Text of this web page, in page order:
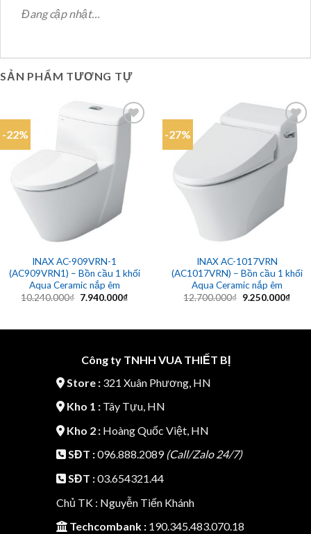
Đang cập nhật…
SẢN PHẨM TƯƠNG TỰ
-22%
Add to
wishlist
INAX AC-909VRN-1
(AC909VRN1) – Bồn cầu 1 khối
Aqua Ceramic nắp êm
10.240.000₫ Giá
7.940.000₫Giá
7.940.000₫.
-27%
Add to
wishlist
INAX AC-1017VRN
(AC1017VRN) – Bồn cầu 1 khối
Aqua Ceramic nắp êm
12.700.000₫ Giá
9.250.000₫Giá
Công ty TNHH VUA THIẾT BỊ
Store :321 Xuân Phương, HN
Kho 1 :Tây Tựu, HN
Kho 2 :Hoàng Quốc Việt, HN
SĐT :096.888.2089 (Call/Zalo 24/7)
SĐT :03.654321.44
Chủ TK : Nguyễn Tiến Khánh
Techcombank :190.345.483.070.18